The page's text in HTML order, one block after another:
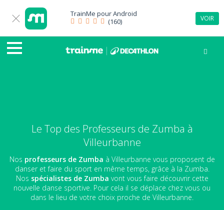
TrainMe pourAndroid
(160)
VOIR
Le Top des Professeurs de Zumba à
Villeurbanne
Nos professeurs de Zumba à Villeurbanne vous proposent de
danser et faire du sport en même temps, grâce à la Zumba.
Nos spécialistes de Zumba vont vous faire découvrir cette
nouvelle danse sportive. Pour cela il se déplace chez vous ou
dans le lieu de votre choix proche de Villeurbanne.